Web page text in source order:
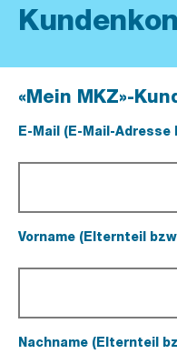
«Mein MKZ»-
E-Mail (E-Mail-Adresse
Vorname (Elternteil
Nachname (Elternteil